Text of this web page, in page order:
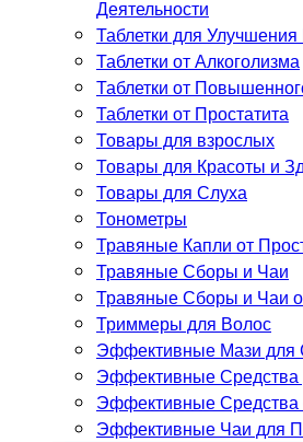
Деятельности
Таблетки для
Таблетки от Алкоголизма
Таблетки от
Таблетки от Простатита
Товары для взрослых
Товары для Красоты и
Товары для Слуха
Тонометры
Травяные Капли от
Травяные Сборы и Чаи
Травяные Сборы и Чаи
Триммеры для Волос
Эффективные Мази для
Эффективные Средства
Эффективные Средства
Эффективные Чаи для